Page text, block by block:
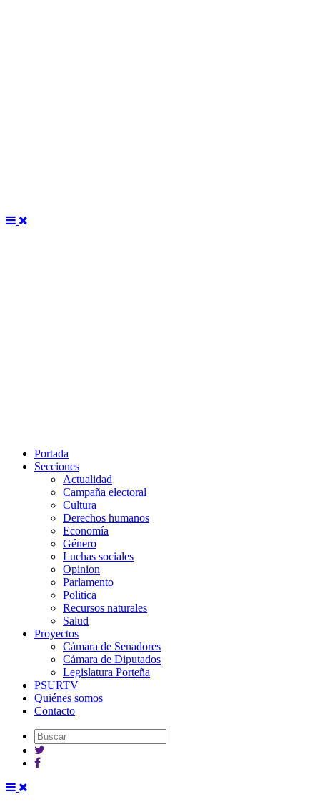
Portada
Secciones
Actualidad
Campaña electoral
Cultura
Derechos humanos
Economía
Género
Luchas sociales
Opinion
Parlamento
Politica
Recursos naturales
Salud
Proyectos
Cámara de Senadores
Cámara de Diputados
Legislatura Porteña
PSURTV
Quiénes somos
Contacto